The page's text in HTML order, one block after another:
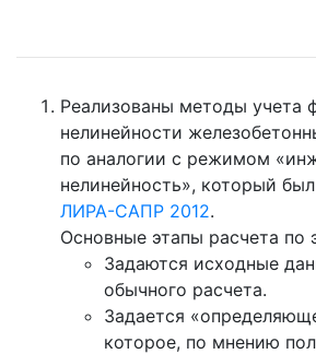
Реализованы методы учета
нелинейности
по аналогии с режимом
нелинейность», который
ЛИРА-САПР 2012.
Основные этапы расчета по
Задаются исходные
обычного расчета.
Задается
которое, по мнению